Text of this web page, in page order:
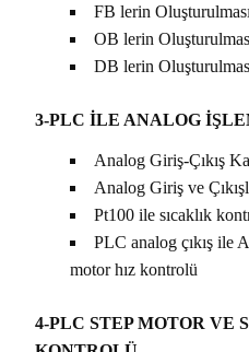
FB lerin
OB lerin
DB lerin
3-PLC İLE ANALOG
Analog Giriş-Çıkış
Analog Giriş ve
Pt100 ile sıcaklık
PLC analog çıkış ile
motor hız kontrolü
4-PLC STEP MOTOR VE